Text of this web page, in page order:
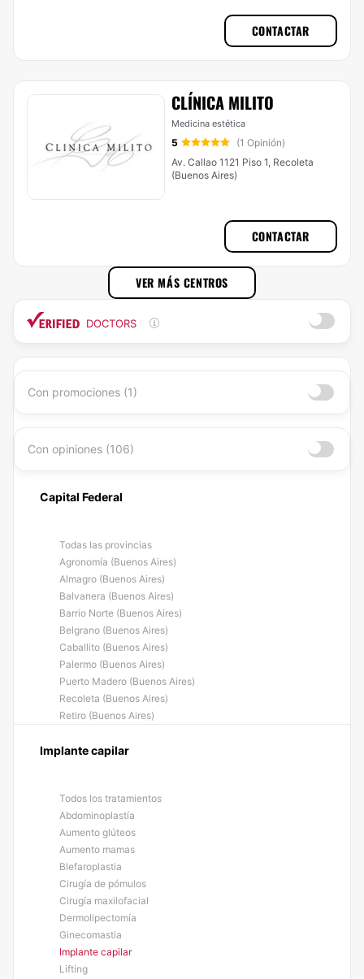
CONTACTAR
CLÍNICA MILITO
Medicina estética
5
(1 Opinión)
Av. Callao 1121 Piso 1, Recoleta
(Buenos Aires)
CONTACTAR
VER MÁS CENTROS
DOCTORS
Con promociones (1)
Con opiniones (106)
Capital Federal
Todas las provincias
Agronomía (Buenos Aires)
Almagro (Buenos Aires)
Balvanera (Buenos Aires)
Barrio Norte (Buenos Aires)
Belgrano (Buenos Aires)
Caballito (Buenos Aires)
Palermo (Buenos Aires)
Puerto Madero (Buenos Aires)
Recoleta (Buenos Aires)
Retiro (Buenos Aires)
Implante capilar
Todos los tratamientos
Abdominoplastía
Aumento glúteos
Aumento mamas
Blefaroplastia
Cirugía de pómulos
Cirugía maxilofacial
Dermolipectomía
Ginecomastia
Implante capilar
Lifting